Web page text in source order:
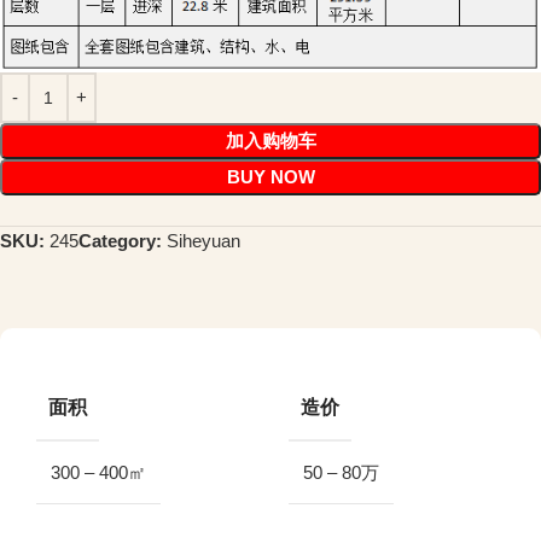
加入购物车
BUY NOW
SKU: 245Category: Siheyuan
面积
300 – 400㎡
造价
50 – 80万